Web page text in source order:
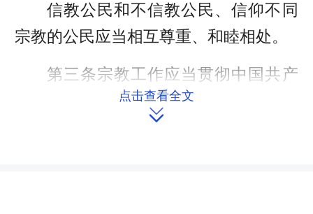
信教公民和不信教公民、信仰不同
宗教的公民应当相互尊重、和睦相处。
第三条宗教工作应当贯彻中国共产
党的宗教工作方针政策，积极引导各宗
教坚持中国化方向，践行社会主义核心
点击查看全文
